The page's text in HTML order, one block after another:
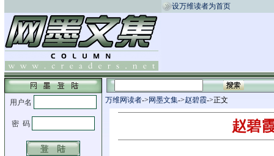
设万维读者为首页
万维网读者-> 网墨文集->赵碧霞->正文
赵碧